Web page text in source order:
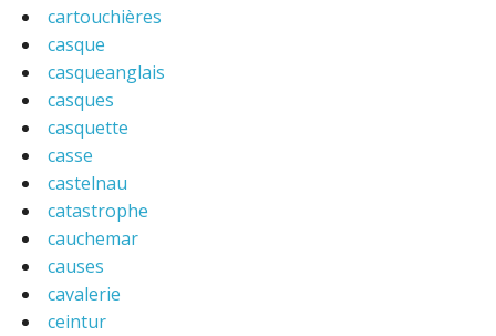
cartouchières
casque
casqueanglais
casques
casquette
casse
castelnau
catastrophe
cauchemar
causes
cavalerie
ceintur